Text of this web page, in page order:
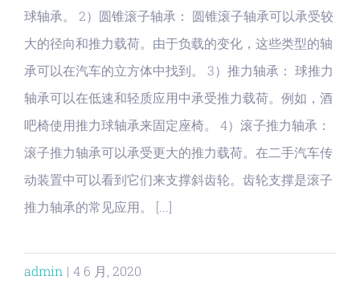
球轴承。 2）圆锥滚子轴承： 圆锥滚子轴承可以承受较
大的径向和推力载荷。由于负载的变化，这些类型的轴
承可以在汽车的立方体中找到。 3）推力轴承： 球推力
轴承可以在低速和轻质应用中承受推力载荷。例如，酒
吧椅使用推力球轴承来固定座椅。 4）滚子推力轴承：
滚子推力轴承可以承受更大的推力载荷。在二手汽车传
动装置中可以看到它们来支撑斜齿轮。齿轮支撑是滚子
推力轴承的常见应用。 [...]
admin | 4 6 月, 2020